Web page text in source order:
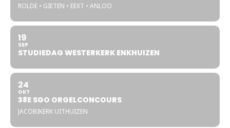
ROLDE • GIETEN • EEXT • ANLOO
19
SEP
STUDIEDAG WESTERKERK ENKHUIZEN
24
OKT
38E SGO ORGELCONCOURS
JACOBIKERK UITHUIZEN